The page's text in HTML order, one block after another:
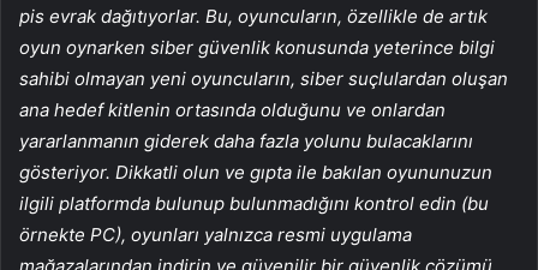
pis evrak dağıtıyorlar. Bu, oyuncuların, özellikle de artık
oyun oynarken siber güvenlik konusunda yeterince bilgi
sahibi olmayan yeni oyuncuların, siber suçlulardan oluşan
ana hedef kitlenin ortasında olduğunu ve onlardan
yararlanmanın giderek daha fazla yolunu bulacaklarını
gösteriyor. Dikkatli olun ve gıpta ile bakılan oyununuzun
ilgili platformda bulunup bulunmadığını kontrol edin (bu
örnekte PC), oyunları yalnızca resmi uygulama
mağazalarından indirin ve güvenilir bir güvenlik çözümü